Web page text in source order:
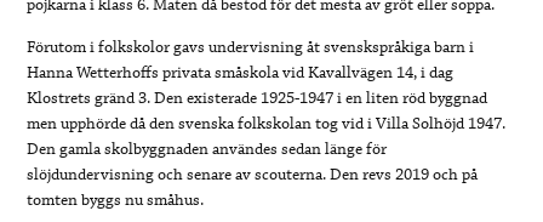
pojkarna i klass 6. Maten då bestod för det mesta av gröt eller soppa.
Förutom i folkskolor gavs undervisning åt svenskspråkiga barn i
Hanna Wetterhoffs privata småskola vid Kavallvägen 14, i dag
Klostrets gränd 3. Den existerade 1925-1947 i en liten röd byggnad
men upphörde då den svenska folkskolan tog vid i Villa Solhöjd 1947.
Den gamla skolbyggnaden användes sedan länge för
slöjdundervisning och senare av scouterna. Den revs 2019 och på
tomten byggs nu småhus.